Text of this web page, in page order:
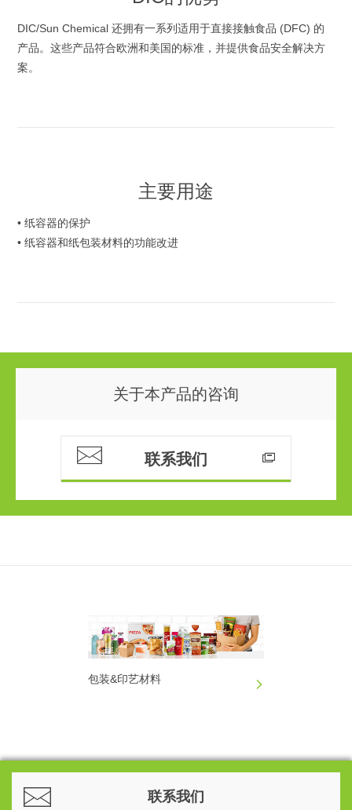
DIC/Sun Chemical 还拥有一系列适用于直接接触食品 (DFC) 的
产品。这些产品符合欧洲和美国的标准，并提供食品安全解决方
案。
主要用途
• 纸容器的保护
• 纸容器和纸包装材料的功能改进
关于本产品的咨询
联系我们
包装&印艺材料
联系我们